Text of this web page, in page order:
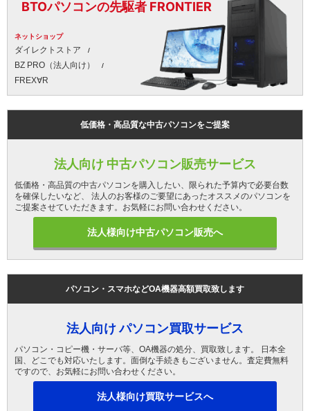
BTOパソコンの先駆者 FRONTIER
ネットショップ
ダイレクトストア
BZ PRO（法人向け）
FREX∀R
低価格・高品質な中古パソコンをご提案
法人向け 中古パソコン販売サービス
低価格・高品質の中古パソコンを購入したい、限られた予算内で必要台数
を確保したいなど、 法人のお客様のご要望にあったオススメのパソコンを
ご提案させていただきます。お気軽にお問い合わせください。
法人様向け中古パソコン販売へ
パソコン・スマホなどOA機器高額買取致します
法人向け パソコン買取サービス
パソコン・コピー機・サーバ等、OA機器の処分、買取致します。 日本全
国、どこでも対応いたします。面倒な手続きもございません。査定費無料
ですので、お気軽にお問い合わせください。
法人様向け買取サービスへ